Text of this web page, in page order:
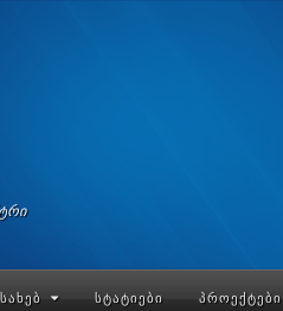
ᲡᲢᲐᲢᲘᲔᲑᲘ ᲞᲠᲝᲔᲥᲢᲔᲑᲘ